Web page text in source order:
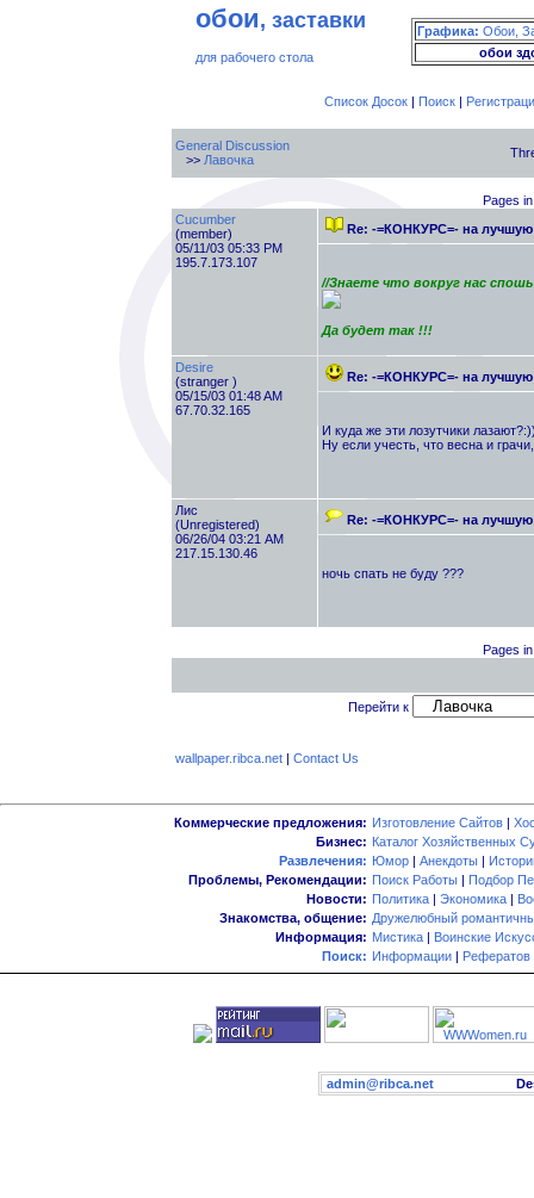
обои, заставки
для рабочего стола
Графика: Обои,
обои
Список Досок| Поиск|
General Discussion
>> Лавочка
Pages
Cucumber
(member)
05/11/03 05:33 PM
195.7.173.107
Re: -=КОНКУРС=- на
//Знаете что вокруг нас
Да будет так !!!
Desire
(stranger )
05/15/03 01:48 AM
67.70.32.165
Re: -=КОНКУРС=- на
И куда же эти лозутчики
Ну если учесть, что весна и
Лис
(Unregistered)
06/26/04 03:21 AM
217.15.130.46
Re: -=КОНКУРС=- на
ночь спать не буду ???
Pages
Перейти к
wallpaper.ribca.net| Contact Us
Коммерческие предложения: Изготовление Сайтов |
Бизнес: Каталог Хозяйственных
Развлечения: Юмор | Анекдоты |
Проблемы, Рекомендации: Поиск Работы | Подбор
Новости: Политика | Экономика |
Знакомства, общение: Дружелюбный
Информация: Мистика | Воинские
Поиск: Информации | Рефератов
admin@ribca.net